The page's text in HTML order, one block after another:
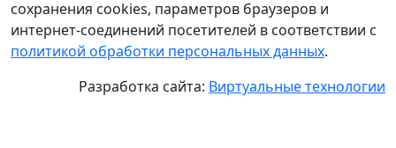
сохранения cookies, параметров браузеров и
интернет-соединений посетителей в соответствии с
политикой обработки персональных данных.
Разработка сайта: Виртуальные технологии